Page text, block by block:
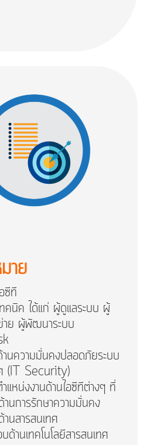
าย
ซีที
ทคนิค ได้แก่ ผู้ดูแลระบบ ผู้
าย ผู้พัฒนาระบบ
านความมั่นคงปลอดภัยระบบ
(IT Security)
แหน่งงานด้านไอซีทีต่างๆ ที่
านการรักษาความมั่นคง
นสารสนเทศ
ด้านเทคโนโลยีสารสนเทศ